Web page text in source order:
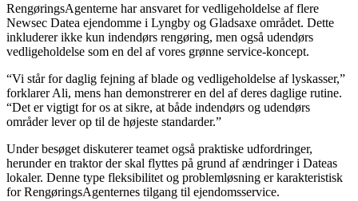
RengøringsAgenterne har ansvaret for vedligeholdelse af flere
Newsec Datea ejendomme i Lyngby og Gladsaxe området. Dette
inkluderer ikke kun indendørs rengøring, men også udendørs
vedligeholdelse som en del af vores grønne service-koncept.
“Vi står for daglig fejning af blade og vedligeholdelse af lyskasser,”
forklarer Ali, mens han demonstrerer en del af deres daglige rutine.
“Det er vigtigt for os at sikre, at både indendørs og udendørs
områder lever op til de højeste standarder.”
Under besøget diskuterer teamet også praktiske udfordringer,
herunder en traktor der skal flyttes på grund af ændringer i Dateas
lokaler. Denne type fleksibilitet og problemløsning er karakteristisk
for RengøringsAgenternes tilgang til ejendomsservice.